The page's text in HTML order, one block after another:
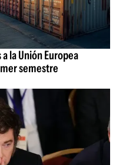
la Unión Europea
semestre